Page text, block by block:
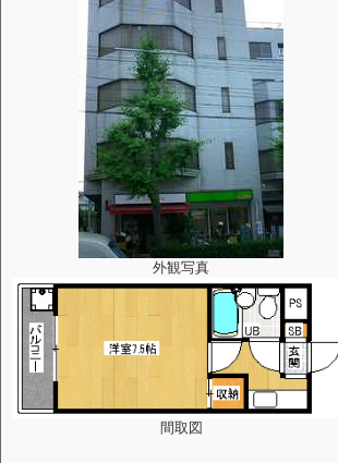
外観写真
間取図